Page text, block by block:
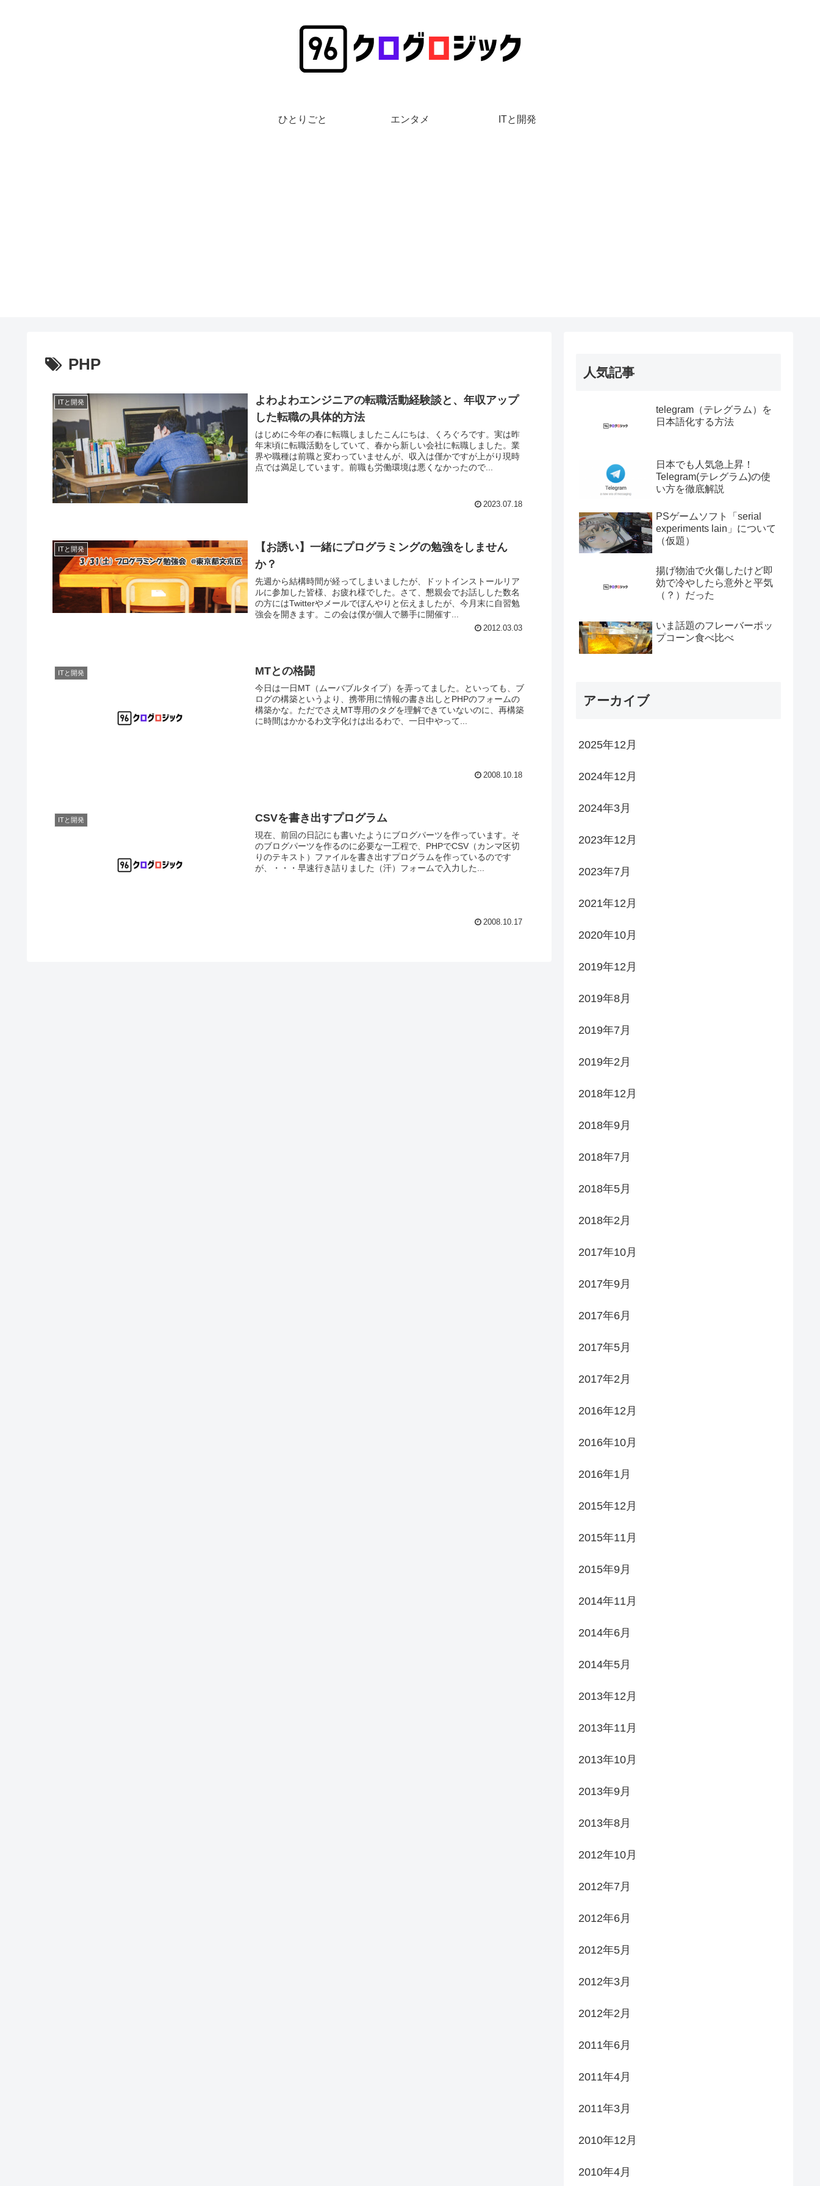
ひとりごと エンタメ ITと開発
PHP
ITと開発
よわよわエンジニアの転職活動経験談と、年収アップ
した転職の具体的方法
はじめに今年の春に転職しましたこんにちは、くろぐろです。実は昨
年末頃に転職活動をしていて、春から新しい会社に転職しました。業
界や職種は前職と変わっていませんが、収入は僅かですが上がり現時
点では満足しています。前職も労働環境は悪くなかったので...
2023.07.18
ITと開発
【お誘い】一緒にプログラミングの勉強をしません
か？
先週から結構時間が経ってしまいましたが、ドットインストールリア
ルに参加した皆様、お疲れ様でした。さて、懇親会でお話しした数名
の方にはTwitterやメールでぼんやりと伝えましたが、今月末に自習勉
強会を開きます。この会は僕が個人で勝手に開催す...
2012.03.03
ITと開発 MTとの格闘
今日は一日MT（ムーバブルタイプ）を弄ってました。といっても、ブ
ログの構築というより、携帯用に情報の書き出しとPHPのフォームの
構築かな。ただでさえMT専用のタグを理解できていないのに、再構築
に時間はかかるわ文字化けは出るわで、一日中やって...
2008.10.18
ITと開発 CSVを書き出すプログラム
現在、前回の日記にも書いたようにブログパーツを作っています。そ
のブログパーツを作るのに必要な一工程で、PHPでCSV（カンマ区切
りのテキスト）ファイルを書き出すプログラムを作っているのです
が、・・・早速行き詰りました（汗）フォームで入力した...
2008.10.17
人気記事
telegram（テレグラム）を
日本語化する方法
日本でも人気急上昇！
Telegram(テレグラム)の使
い方を徹底解説
PSゲームソフト「serial
experiments lain」について
（仮題）
揚げ物油で火傷したけど即
効で冷やしたら意外と平気
（？）だった
いま話題のフレーバーポッ
プコーン食べ比べ
アーカイブ
2025年12月
2024年12月
2024年3月
2023年12月
2023年7月
2021年12月
2020年10月
2019年12月
2019年8月
2019年7月
2019年2月
2018年12月
2018年9月
2018年7月
2018年5月
2018年2月
2017年10月
2017年9月
2017年6月
2017年5月
2017年2月
2016年12月
2016年10月
2016年1月
2015年12月
2015年11月
2015年9月
2014年11月
2014年6月
2014年5月
2013年12月
2013年11月
2013年10月
2013年9月
2013年8月
2012年10月
2012年7月
2012年6月
2012年5月
2012年3月
2012年2月
2011年6月
2011年4月
2011年3月
2010年12月
2010年4月